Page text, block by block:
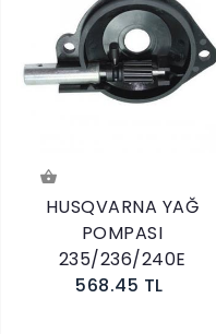
HUSQVARNA YAĞ
POMPASI
235/236/240E
568.45 TL